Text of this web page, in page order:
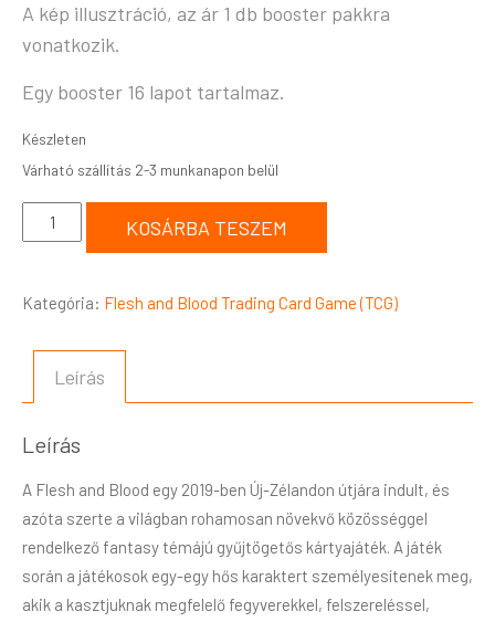
A kép illusztráció, az ár 1 db booster pakkra
vonatkozik.
Egy booster 16 lapot tartalmaz.
Készleten
KOSÁRBA TESZEM
Kategória: Flesh and Blood Trading Card Game (TCG)
Leírás
Leírás
A Flesh and Blood egy 2019-ben Új-Zélandon útjára indult, és
azóta szerte a világban rohamosan növekvő közösséggel
rendelkező fantasy témájú gyűjtögetős kártyajáték. A játék
során a játékosok egy-egy hős karaktert személyesítenek meg,
akik a kasztjuknak megfelelő fegyverekkel, felszereléssel,